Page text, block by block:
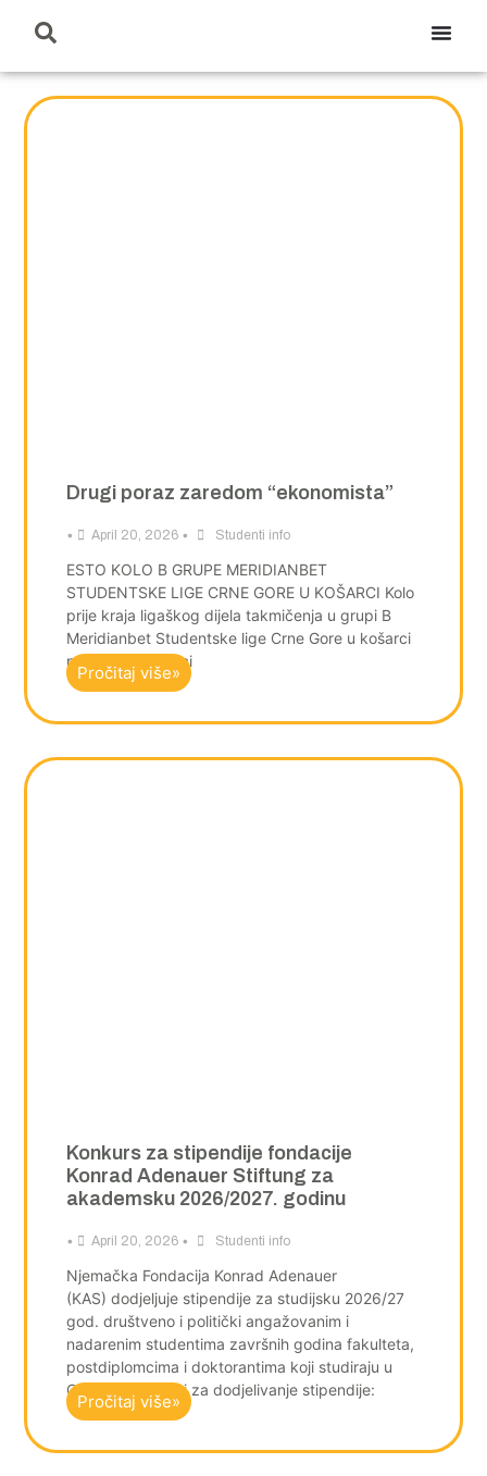
Drugi poraz zaredom “ekonomista”
• April 20, 2026 • Studenti info
ESTO KOLO B GRUPE MERIDIANBET
STUDENTSKE LIGE CRNE GORE U KOŠARCI Kolo
prije kraja ligaškog dijela takmičenja u grupi B
Meridianbet Studentske lige Crne Gore u košarci
poznati su putnici
Pročitaj više»
Konkurs za stipendije fondacije
Konrad Adenauer Stiftung za
akademsku 2026/2027. godinu
• April 20, 2026 • Studenti info
Njemačka Fondacija Konrad Adenauer
(KAS) dodjeljuje stipendije za studijsku 2026/27
god. društveno i politički angažovanim i
nadarenim studentima završnih godina fakulteta,
postdiplomcima i doktorantima koji studiraju u
Crnoj Gori. Uslovi za dodjelivanje stipendije:
Pročitaj više»